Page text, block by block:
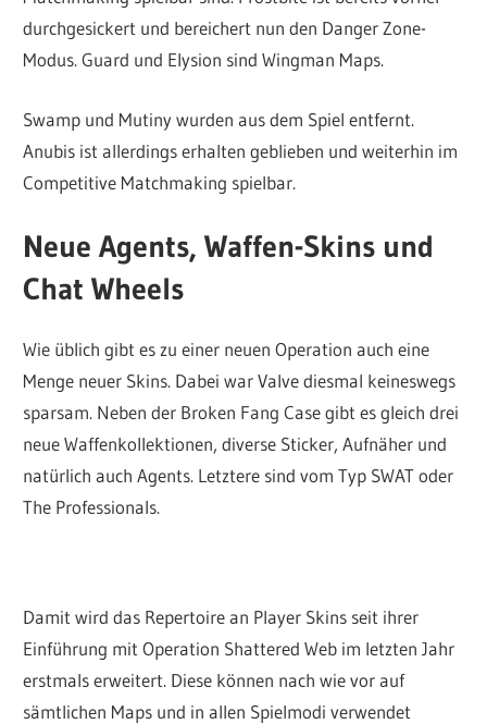
durchgesickert und bereichert nun den Danger Zone-
Modus. Guard und Elysion sind Wingman Maps.
Swamp und Mutiny wurden aus dem Spiel entfernt.
Anubis ist allerdings erhalten geblieben und weiterhin im
Competitive Matchmaking spielbar.
Neue Agents, Waffen-Skins und
Chat Wheels
Wie üblich gibt es zu einer neuen Operation auch eine
Menge neuer Skins. Dabei war Valve diesmal keineswegs
sparsam. Neben der Broken Fang Case gibt es gleich drei
neue Waffenkollektionen, diverse Sticker, Aufnäher und
natürlich auch Agents. Letztere sind vom Typ SWAT oder
The Professionals.
Damit wird das Repertoire an Player Skins seit ihrer
Einführung mit Operation Shattered Web im letzten Jahr
erstmals erweitert. Diese können nach wie vor auf
sämtlichen Maps und in allen Spielmodi verwendet